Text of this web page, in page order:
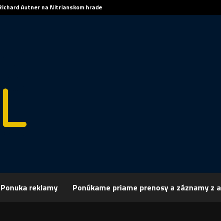
Autner na Nitrianskom hrade
Ponuka reklamy Ponúkame priame prenosy a záznamy z
Archív Šport ŠPORT: FUTBAL: Nitra získala mladého reprezentanta